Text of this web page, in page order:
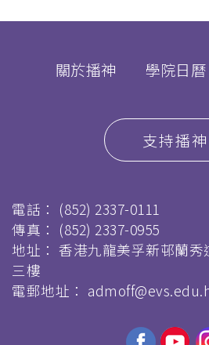
關於播神 學院日曆
支持播神
電話： (852) 2337-0111
傳真： (852) 2337-0955
地址： 香港九龍美孚新邨蘭秀
三樓
電郵地址：